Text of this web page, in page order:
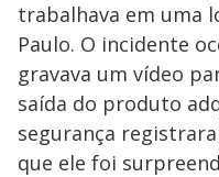
trabalhava em uma
Paulo. O incidente
gravava um vídeo
saída do produto
segurança
que ele foi